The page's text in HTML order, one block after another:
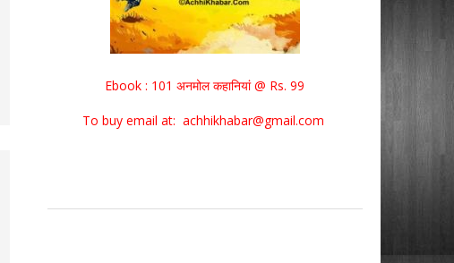
Ebook : 101 अनमोल कहानियां @ Rs. 99
To buy email at: achhikhabar@gmail.com